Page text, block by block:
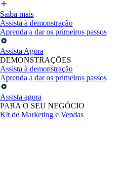
Saiba mais
Assista à demonstração
Aprenda a dar os primeiros passos
Assista Agora
DEMONSTRAÇÕES
Assista à demonstração
Aprenda a dar os primeiros passos
Assista agora
PARA O SEU NEGÓCIO
Kit de Marketing e Vendas